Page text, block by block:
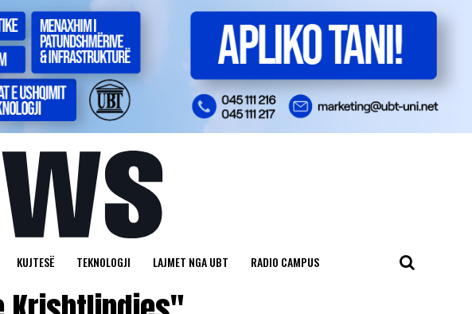
KUJTESË TEKNOLOGJI LAJMET NGA UBT RADIO CAMPUS